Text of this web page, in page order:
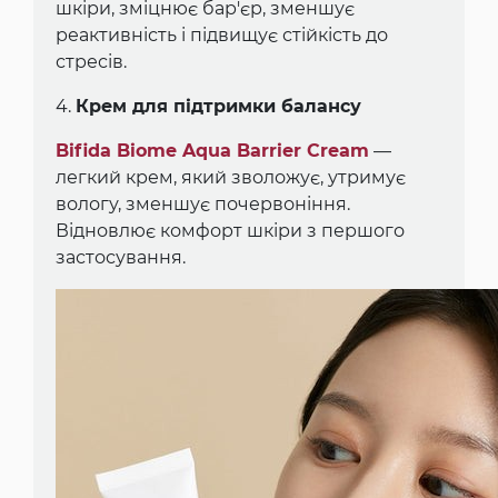
шкіри, зміцнює бар'єр, зменшує
реактивність і підвищує стійкість до
стресів.
4. Крем для підтримки балансу
Bifida Biome Aqua Barrier Cream —
легкий крем, який зволожує, утримує
вологу, зменшує почервоніння.
Відновлює комфорт шкіри з першого
застосування.